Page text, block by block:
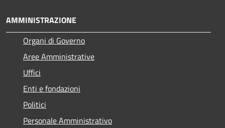
AMMINISTRAZIONE
Organi di Governo
Aree Amministrative
Uffici
Enti e fondazioni
Politici
Personale Amministrativo